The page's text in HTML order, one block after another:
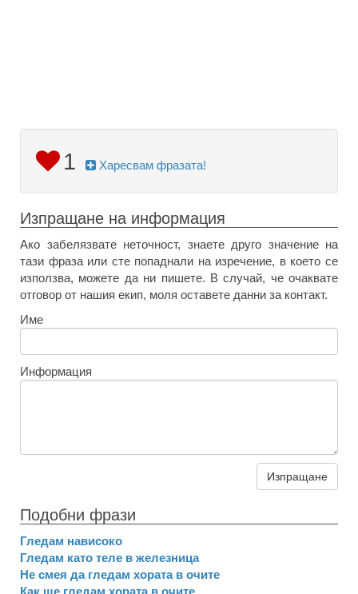
1 Харесвам фразата!
Изпращане на информация
Ако забелязвате неточност, знаете друго значение на
тази фраза или сте попаднали на изречение, в което се
използва, можете да ни пишете. В случай, че очаквате
отговор от нашия екип, моля оставете данни за контакт.
Име
Информация
Изпращане
Подобни фрази
Гледам нависоко
Гледам като теле в железница
Не смея да гледам хората в очите
Как ще гледам хората в очите